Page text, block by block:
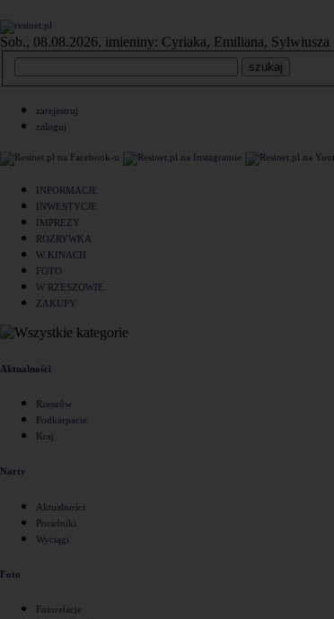
Sob., 08.08.2026, imieniny: Cyriaka, Emiliana, Sylwiusza
zarejestruj
zaloguj
INFORMACJE
INWESTYCJE
IMPREZY
ROZRYWKA
W KINACH
FOTO
W RZESZOWIE
ZAKUPY
Aktualności
Rzeszów
Podkarpacie
Kraj
Narty
Aktualności
Poradniki
Wyciągi
Foto
Fotorelacje